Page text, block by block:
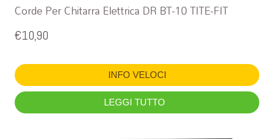
Corde Per Chitarra Elettrica DR BT-10 TITE-FIT
€10,90
INFO VELOCI
LEGGI TUTTO